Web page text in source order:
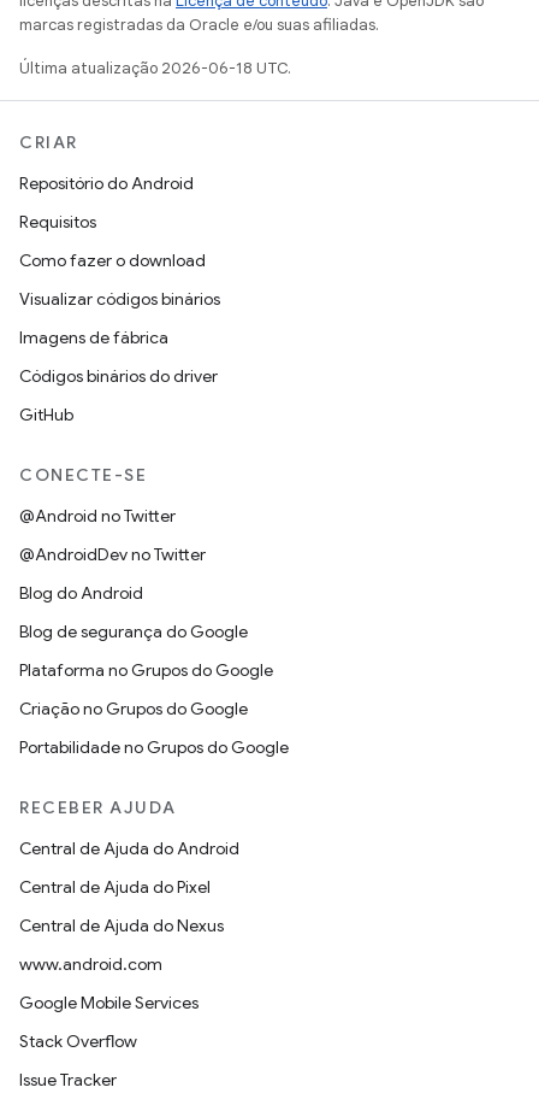
marcas registradas da Oracle e/ou suas afiliadas.
Última atualização 2026-06-18 UTC.
CRIAR
Repositório do Android
Requisitos
Como fazer o download
Visualizar códigos binários
Imagens de fábrica
Códigos binários do driver
GitHub
CONECTE-SE
@Android no Twitter
@AndroidDev no Twitter
Blog do Android
Blog de segurança do Google
Plataforma no Grupos do Google
Criação no Grupos do Google
Portabilidade no Grupos do Google
RECEBER AJUDA
Central de Ajuda do Android
Central de Ajuda do Pixel
Central de Ajuda do Nexus
www.android.com
Google Mobile Services
Stack Overflow
Issue Tracker